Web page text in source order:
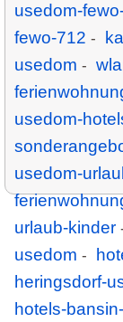
usedom-
fewo-712 -
usedom -
usedom-
usedom-
urlaub-kinder
usedom -
heringsdorf-
hotels-